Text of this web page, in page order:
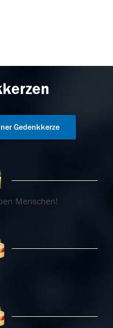
Gedenkkerze
Menschen!